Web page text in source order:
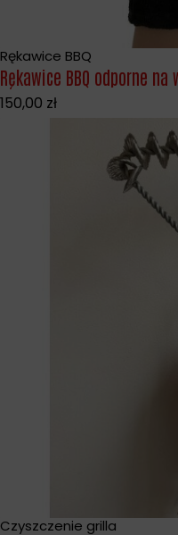
Rękawice BBQ
Rękawice BBQ odporne na
150,00 zł
Czyszczenie grilla